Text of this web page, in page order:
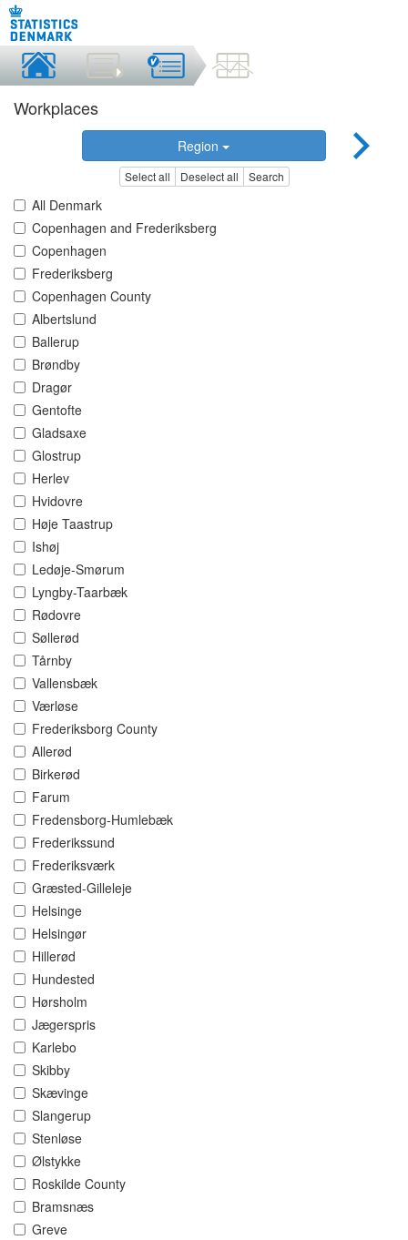
Workplaces
Region
Select all Deselect all Search
All Denmark
Copenhagen and Frederiksberg
Copenhagen
Frederiksberg
Copenhagen County
Albertslund
Ballerup
Brøndby
Dragør
Gentofte
Gladsaxe
Glostrup
Herlev
Hvidovre
Høje Taastrup
Ishøj
Ledøje-Smørum
Lyngby-Taarbæk
Rødovre
Søllerød
Tårnby
Vallensbæk
Værløse
Frederiksborg County
Allerød
Birkerød
Farum
Fredensborg-Humlebæk
Frederikssund
Frederiksværk
Græsted-Gilleleje
Helsinge
Helsingør
Hillerød
Hundested
Hørsholm
Jægerspris
Karlebo
Skibby
Skævinge
Slangerup
Stenløse
Ølstykke
Roskilde County
Bramsnæs
Greve